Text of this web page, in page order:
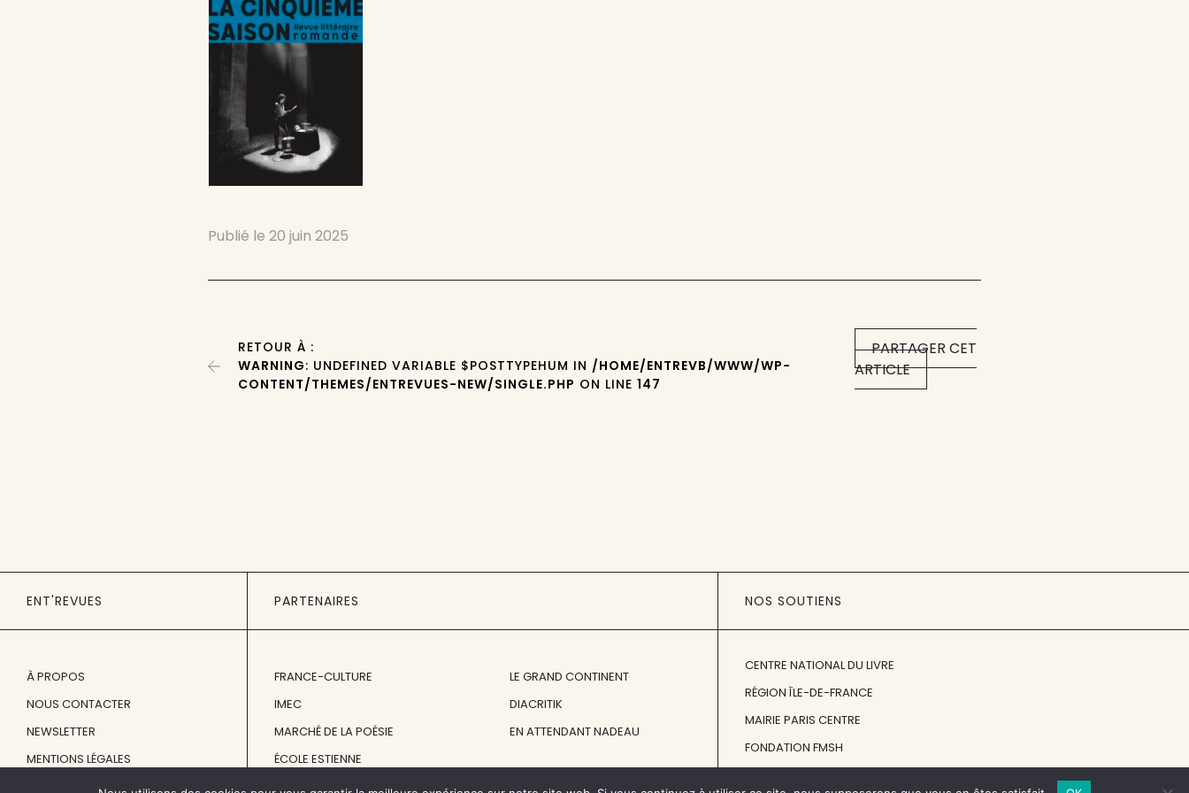
Publié le20 juin 2025
PARTAGER CET
ARTICLE
RETOUR À :
WARNING: UNDEFINED VARIABLE $POSTTYPEHUM IN /HOME/ENTREVB/WWW/WP-
CONTENT/THEMES/ENTREVUES-NEW/SINGLE.PHP ON LINE147
ENT'REVUES
À PROPOS
NOUS CONTACTER
NEWSLETTER
MENTIONS LÉGALES
PARTENAIRES
FRANCE-CULTURE
IMEC
MARCHÉ DE LA POÉSIE
ÉCOLE ESTIENNE
LE GRAND CONTINENT
DIACRITIK
EN ATTENDANT NADEAU
NOS SOUTIENS
CENTRE NATIONAL DU LIVRE
RÉGION ÎLE-DE-FRANCE
MAIRIE PARIS CENTRE
FONDATION FMSH